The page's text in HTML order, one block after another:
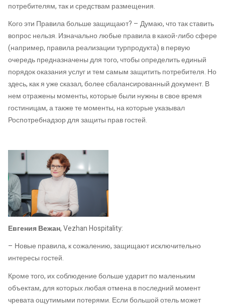
потребителям, так и средствам размещения.
Кого эти Правила больше защищают? – Думаю, что так ставить
вопрос нельзя. Изначально любые правила в какой-либо сфере
(например, правила реализации турпродукта) в первую
очередь предназначены для того, чтобы определить единый
порядок оказания услуг и тем самым защитить потребителя. Но
здесь, как я уже сказал, более сбалансированный документ. В
нем отражены моменты, которые были нужны в свое время
гостиницам, а также те моменты, на которые указывал
Роспотребнадзор для защиты прав гостей.
Евгения Вежан, Vezhan Hospitality:
– Новые правила, к сожалению, защищают исключительно
интересы гостей.
Кроме того, их соблюдение больше ударит по маленьким
объектам, для которых любая отмена в последний момент
чревата ощутимыми потерями. Если большой отель может